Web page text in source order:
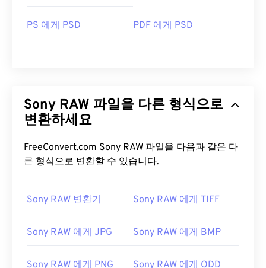
PS 에게 PSD PDF 에게 PSD
Sony RAW 파일을 다른 형식으로
변환하세요
FreeConvert.com Sony RAW 파일을 다음과 같은 다
른 형식으로 변환할 수 있습니다.
Sony RAW 변환기 Sony RAW 에게 TIFF
Sony RAW 에게 JPG Sony RAW 에게 BMP
Sony RAW 에게 PNG Sony RAW 에게 ODD